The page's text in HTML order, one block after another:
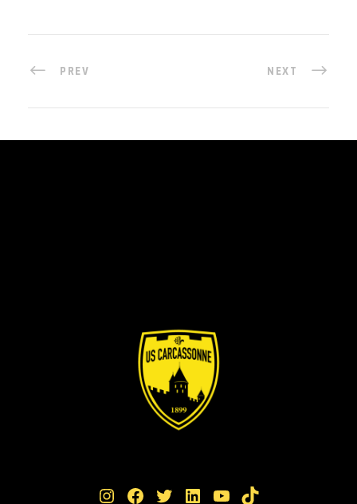
PREV NEXT
Instagram Facebook Twitter LinkedIn YouTube TikTok